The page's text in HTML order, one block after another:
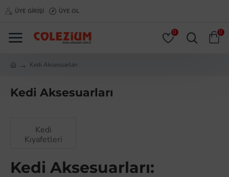
ÜYE GIRIŞI ÜYE OL
0 0
Kedi Aksesuarları
Kedi Aksesuarları
Kedi
Kıyafetleri
Kedi Aksesuarları: